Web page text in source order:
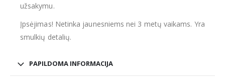
užsakymu.
Įpsėjimas! Netinka jaunesniems nei 3 metų vaikams. Yra
smulkių detalių.
PAPILDOMA INFORMACIJA